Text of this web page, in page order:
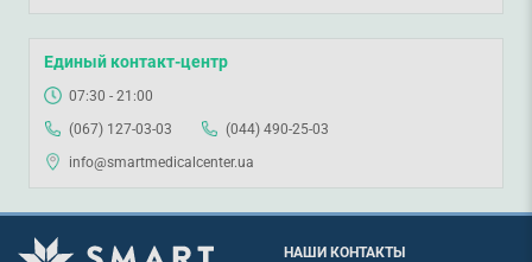
Единый контакт-центр
07:30 - 21:00
(067) 127-03-03
(044) 490-25-03
info@smartmedicalcenter.ua
НАШИ КОНТАКТЫ